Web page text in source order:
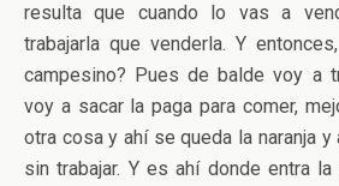
resulta que cuando lo vas a
trabajarla que venderla. Y
campesino? Pues de balde voy a
voy a sacar la paga para comer,
otra cosa y ahí se queda la naranja
sin trabajar. Y es ahí donde entra